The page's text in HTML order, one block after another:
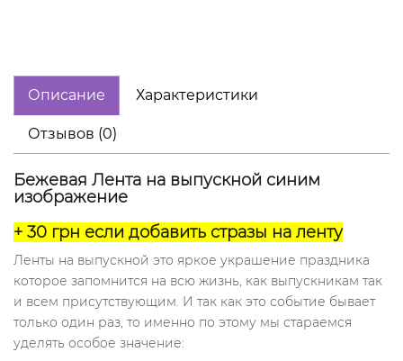
Описание Характеристики
Отзывов (0)
Бежевая Лента на выпускной синим
изображение
+ 30 грн если добавить стразы на ленту
Ленты на выпускной это яркое украшение праздника
которое запомнится на всю жизнь, как выпускникам так
и всем присутствующим. И так как это событие бывает
только один раз, то именно по этому мы стараемся
уделять особое значение: